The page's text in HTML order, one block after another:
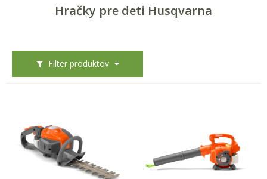
Hračky pre deti Husqvarna
Filter produktov